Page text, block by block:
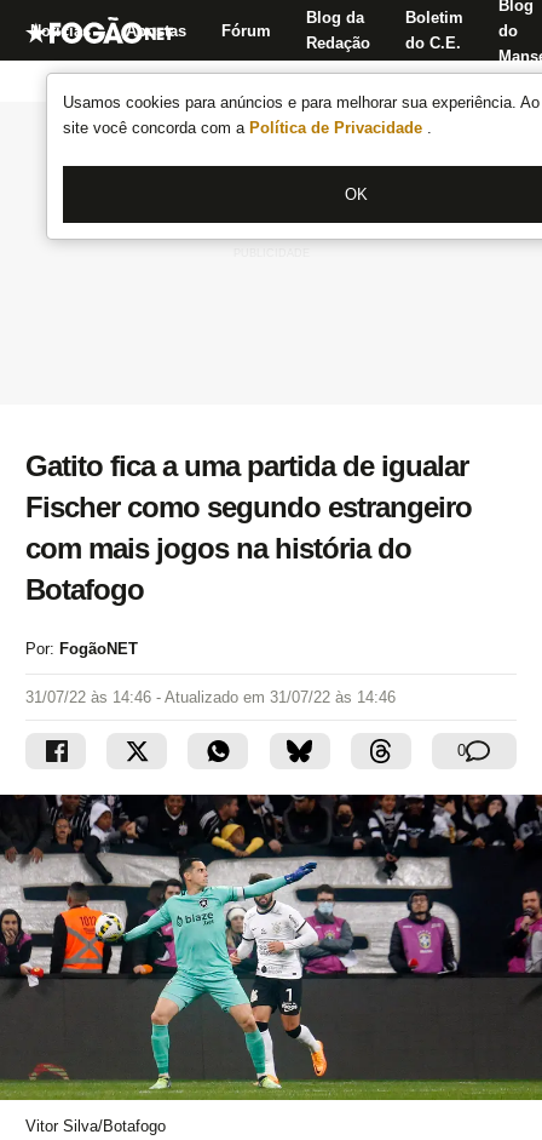
Usamos cookies para anúncios e para melhorar sua experiência.
site você concorda com a Política de Privacidade .
OK
Notícias Apostas Fórum
Blog da
Redação
Boletim
do C.E.
Blog
do
Gatito fica a uma partida de igualar
Fischer como segundo estrangeiro
com mais jogos na história do
Botafogo
Por: FogãoNET
31/07/22 às 14:46 - Atualizado em 31/07/22 às 14:46
0
Vitor Silva/Botafogo